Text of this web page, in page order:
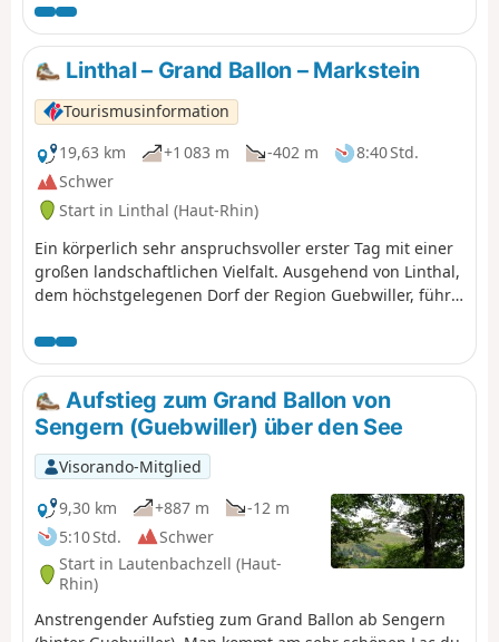
courte en kilomètres, elle comporte un important
dénivelé à ne pas négliger. Mais que de beautés en
revanche entre les forêts et points de vues remarquables
dans la dernière partie du parcours.
Linthal – Grand Ballon – Markstein
Tourismusinformation
19,63 km
+1 083 m -402 m
8:40 Std.
Schwer
Start in Linthal (Haut-Rhin)
Ein körperlich sehr anspruchsvoller erster Tag mit einer
großen landschaftlichen Vielfalt. Ausgehend von Linthal,
dem höchstgelegenen Dorf der Region Guebwiller, führt
Auberge du Steinlebach, vorbei am Grand Ballon, dem
höchsten Gipfel des Vogesenmassivs mit einer Höhe von
1.424 Metern, und der Bergstation Markstein. Der
Aufstieg ist recht anspruchsvoll und erfordert eine gute
körperliche Verfassung. Unterwegs kommen Sie am
Bergbauerngasthof „Gustiberg“, am Lac du Ballon und
am Bergbauerngasthof „Haag“ vorbei…
Aufstieg zum Grand Ballon von
Sengern (Guebwiller) über den See
Visorando-Mitglied
9,30 km
+887 m
-12 m
5:10 Std.
Schwer
Start in Lautenbachzell (Haut-
Rhin)
Anstrengender Aufstieg zum Grand Ballon ab Sengern